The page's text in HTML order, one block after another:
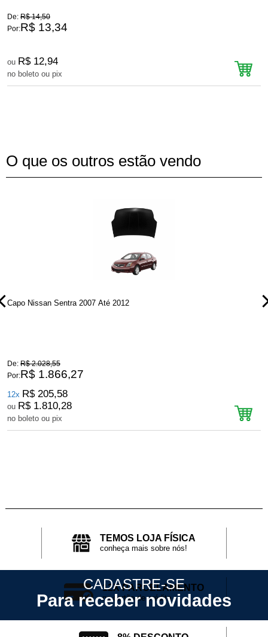
De: R$ 14,50
Por:R$ 13,34
ou R$ 12,94
no boleto ou pix
O que os outros estão vendo
Capo Nissan Sentra 2007 Até 2012
De: R$ 2.028,55
Por:R$ 1.866,27
12x R$ 205,58
ou R$ 1.810,28
no boleto ou pix
TEMOS LOJA FÍSICA
conheça mais sobre nós!
12X PARCELAMENTO
no cartão de crédito
CADASTRE-SE
Para receber novidades